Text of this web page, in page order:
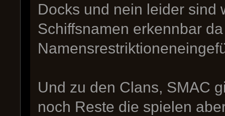
Docks und nein leider sind
Schiffsnamen erkennbar
Und zu den Clans, SMAC
noch Reste die spielen